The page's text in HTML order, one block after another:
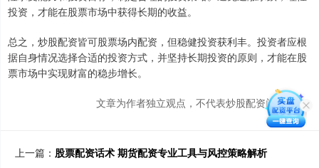
投资，才能在股票市场中获得长期的收益。
总之，炒股配资皆可股票场内配资，但稳健投资获利丰。投资者应根
据自身情况选择合适的投资方式，并坚持长期投资的原则，才能在股
票市场中实现财富的稳步增长。
文章为作者独立观点，不代表炒股配资门户观点
上一篇： 股票配资话术 期货配资专业工具与风控策略解析